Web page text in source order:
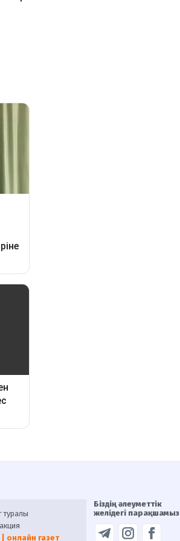
туралы
| онлайн газет
Біздің әлеуметтік
желідегі парақшамыз